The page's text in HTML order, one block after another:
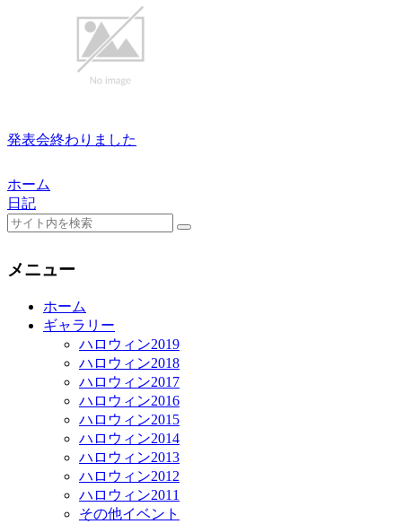
発表会終わりました
ホーム
日記
メニュー
ホーム
ギャラリー
ハロウィン2019
ハロウィン2018
ハロウィン2017
ハロウィン2016
ハロウィン2015
ハロウィン2014
ハロウィン2013
ハロウィン2012
ハロウィン2011
その他イベント